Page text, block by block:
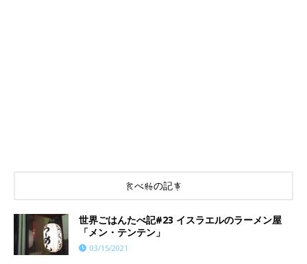
食べ物の記事
世界ごはんたべ記#23 イスラエルのラーメン屋
「メン・テンテン」
03/15/2021